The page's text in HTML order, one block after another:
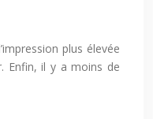
plus élevée
Enfin, il y a moins de